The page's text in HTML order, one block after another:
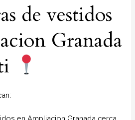
de vestidos
Granada
en Ampliacion Granada cerca